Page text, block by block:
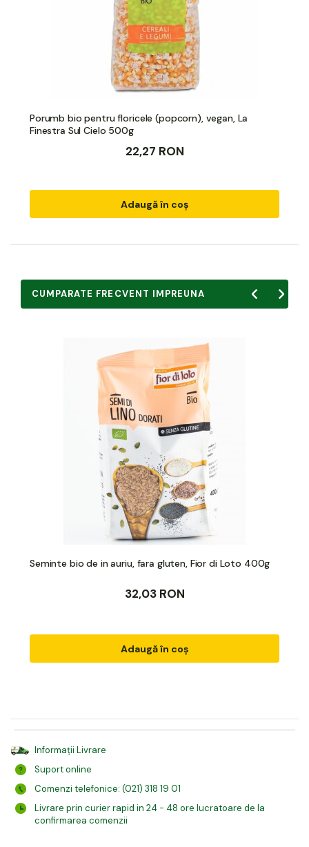
Porumb bio pentru floricele (popcorn), vegan, La
Finestra Sul Cielo 500g
22,27 RON
Adaugă în coș
CUMPARATE FRECVENT IMPREUNA
Seminte bio de in auriu, fara gluten, Fior di Loto 400g
32,03 RON
Adaugă în coș
Informații Livrare
Suport online
Comenzi telefonice: (021) 318 19 01
Livrare prin curier rapid in 24 - 48 ore lucratoare de la
confirmarea comenzii